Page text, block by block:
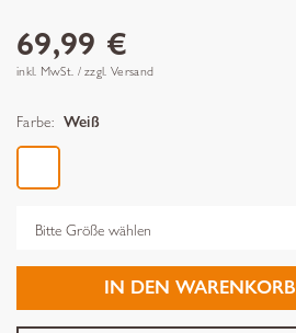
69,99 €
inkl. MwSt. / zzgl. Versand
Farbe: Weiß
IN DEN WARENKORB